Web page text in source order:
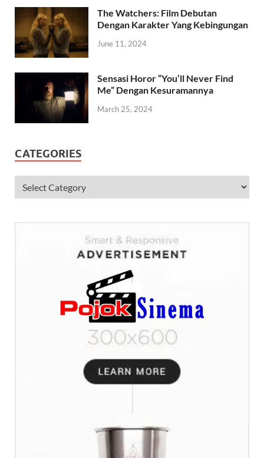
The Watchers: Film Debutan
Dengan Karakter Yang Kebingungan
June 11, 2024
Sensasi Horor “You’ll Never Find
Me” Dengan Kesuramannya
March 25, 2024
CATEGORIES